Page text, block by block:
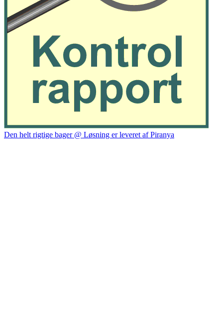
Den helt rigtige bager @ Løsning er leveret af Piranya